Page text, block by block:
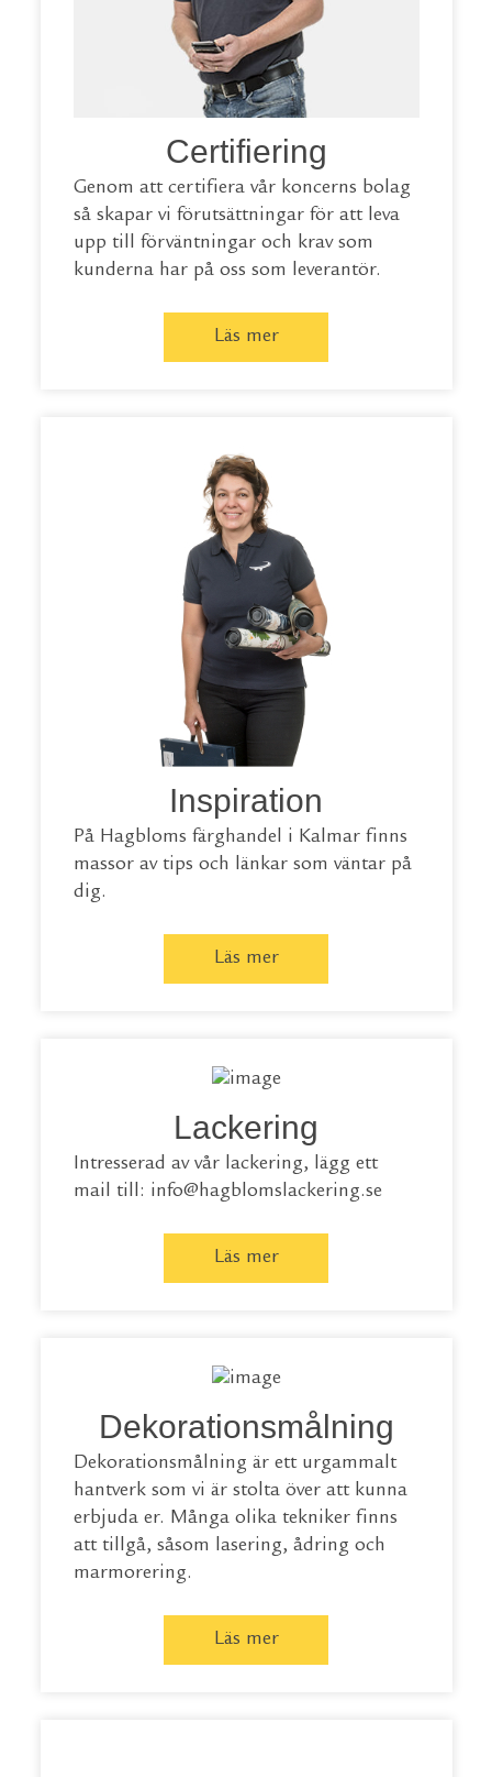
Certifiering
Genom att certifiera vår koncerns bolag
så skapar vi förutsättningar för att leva
upp till förväntningar och krav som
kunderna har på oss som leverantör.
Läs mer
Inspiration
På Hagbloms färghandel i Kalmar finns
massor av tips och länkar som väntar på
dig.
Läs mer
Lackering
Intresserad av vår lackering, lägg ett
mail till: info@hagblomslackering.se
Läs mer
Dekorationsmålning
Dekorationsmålning är ett urgammalt
hantverk som vi är stolta över att kunna
erbjuda er. Många olika tekniker finns
att tillgå, såsom lasering, ådring och
marmorering.
Läs mer